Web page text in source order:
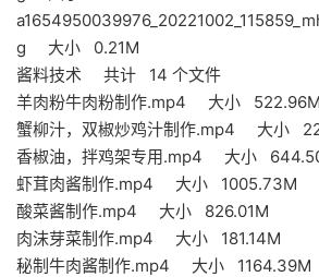
g 大小 0.21M
酱料技术 共计 14 个文件
羊肉粉牛肉粉制作.mp4 大小 522.96M
蟹柳汁，双椒炒鸡汁制作.mp4 大小
香椒油，拌鸡架专用.mp4 大小
虾茸肉酱制作.mp4 大小 1005.73M
酸菜酱制作.mp4 大小 826.01M
肉沫芽菜制作.mp4 大小 181.14M
秘制牛肉酱制作.mp4 大小 1164.39M